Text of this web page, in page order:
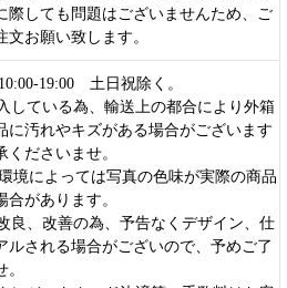
際しても問題はございませんため、ご
文お願い致します。
19:00 土日祝除く。
している為、輸送上の都合により外箱
に汚れやキズがある場合がございます
ださいませ。
境によっては写真の色味が実際の商品
合があります。
良、改善の為、予告なくデザイン、仕
ルされる場合がございので、予めご了